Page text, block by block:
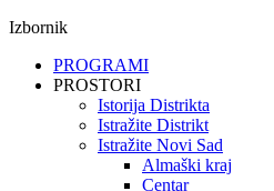
Izbornik
PROGRAMI
PROSTORI
Istorija Distrikta
Istražite Distrikt
Istražite Novi Sad
Almaški kraj
Centar